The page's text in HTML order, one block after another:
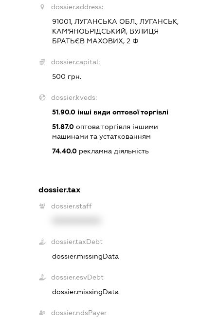
dossier.address:
91001, ЛУГАНСЬКА ОБЛ., ЛУГАНСЬК,
КАМ'ЯНОБРІДСЬКИЙ, ВУЛИЦЯ
БРАТЬЄВ МАХОВИХ, 2 Ф
dossier.capital:
500 грн.
dossier.kveds:
51.90.0інші види оптової торгівлі
51.87.0оптова торгівля іншими
машинами та устаткованням
74.40.0рекламна діяльність
dossier.tax
dossier.staff
dossier.taxDebt
dossier.missingData
dossier.esvDebt
dossier.missingData
dossier.ndsPayer